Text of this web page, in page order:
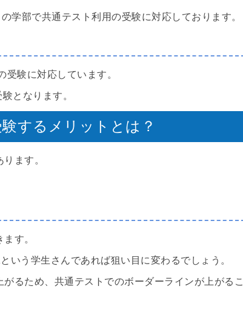
学部で共通テスト利用の受験に対応しております。
験に対応しています。
となります。
するメリットとは？
ます。
す。
いう学生さんであれば狙い目に変わるでしょう。
るため、共通テストでのボーダーラインが上がるこ